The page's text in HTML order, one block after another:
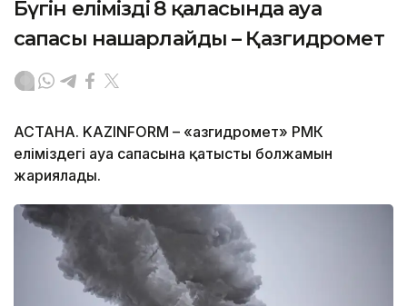
Бүгін еліміздің 8 қаласында ауа
сапасы нашарлайды – Қазгидромет
АСТАНА. KAZINFORM – «Қазгидромет» РМК
еліміздегі ауа сапасына қатысты болжамын
жариялады.